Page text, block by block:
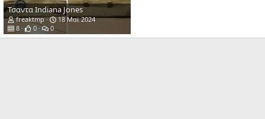
Τσαντα Indiana Jones
freaktmp
18 Mαϊ 2024
8
0 0